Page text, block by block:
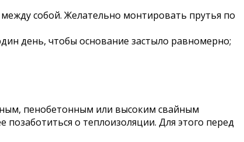
собой. Желательно монтировать прутья по
день, чтобы основание застыло равномерно;
пенобетонным или высоким свайным
о теплоизоляции. Для этого перед